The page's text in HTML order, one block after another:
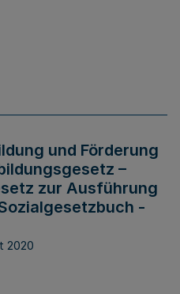
und Förderung
–
zur Ausführung
-
2020